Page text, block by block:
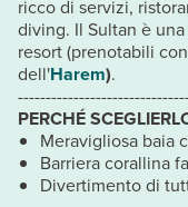
ricco di servizi,
diving. Il Sultan è
resort (prenotabili
dell'Harem).
PERCHÉ
Meravigliosa baia
Barriera corallina
Divertimento di